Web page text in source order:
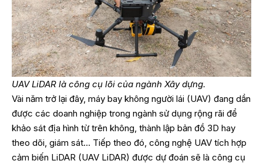
UAV LiDAR là công cụ lõi của ngành Xây dựng.
Vài năm trở lại đây, máy bay không người lái (UAV) đang dần
được các doanh nghiệp trong ngành sử dụng rộng rãi để
khảo sát địa hình từ trên không, thành lập bản đồ 3D hay
theo dõi, giám sát… Tiếp theo đó, công nghệ UAV tích hợp
cảm biến LiDAR (UAV LiDAR) được dự đoán sẽ là công cụ